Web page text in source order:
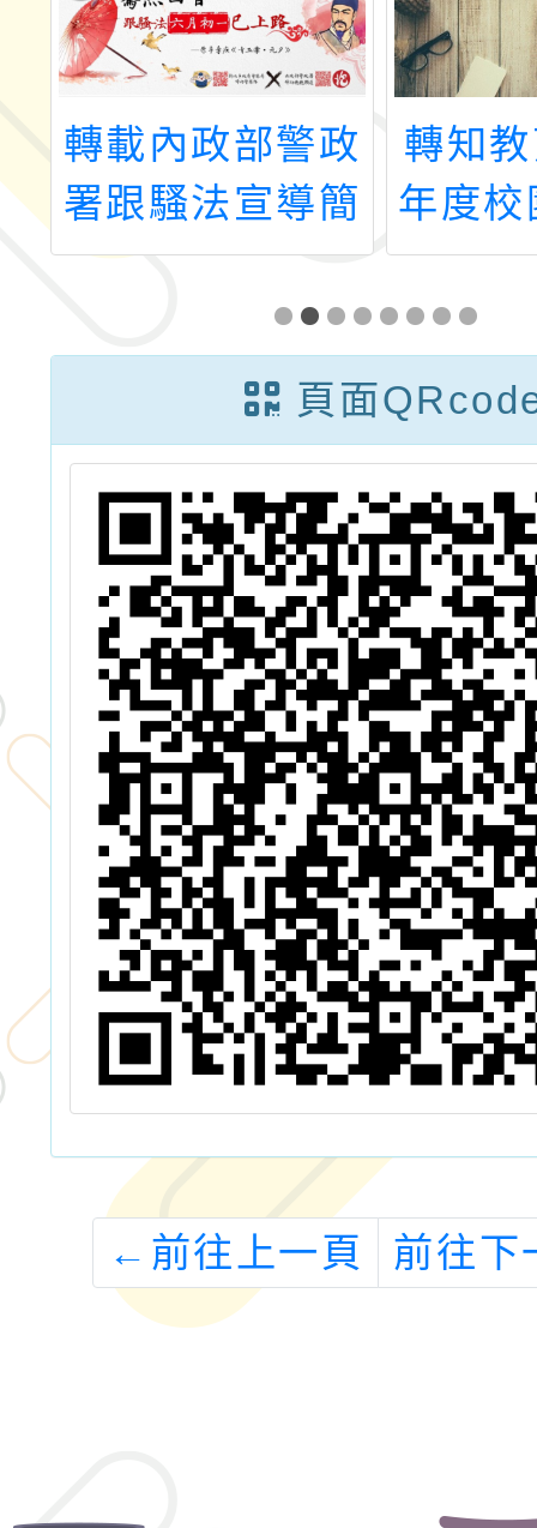
轉載內政部警政
署跟騷法宣導簡
報 八種常見跟
蹤騷擾違法樣態
介紹
轉知
年度
件調
精進
頁面
← 前往上一頁 前往下